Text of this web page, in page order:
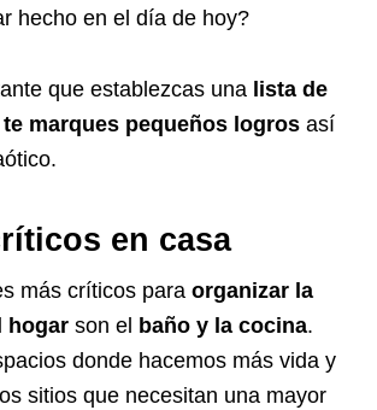
hecho en el día de hoy?
que establezcas una lista de
marques pequeños logros así
en casa
más críticos para organizar la
hogar son el baño y la cocina.
donde hacemos más vida y
sitios que necesitan una mayor